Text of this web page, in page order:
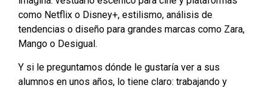
como Netflix o Disney+, estilismo, análisis de
tendencias o diseño para grandes marcas como Zara,
Mango o Desigual.
Y si le preguntamos dónde le gustaría ver a sus
alumnos en unos años, lo tiene claro: trabajando y